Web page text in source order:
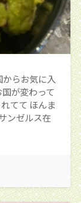
らお気に入
が変わって
てて ほんま
ンゼルス在